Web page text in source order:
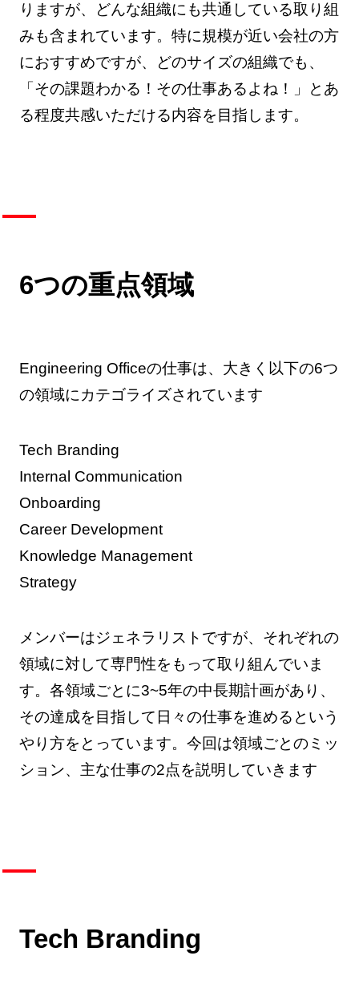
りますが、どんな組織にも共通している取り組
みも含まれています。特に規模が近い会社の方
におすすめですが、どのサイズの組織でも、
「その課題わかる！その仕事あるよね！」とあ
る程度共感いただける内容を目指します。
6つの重点領域
Engineering Officeの仕事は、大きく以下の6つ
の領域にカテゴライズされています
Tech Branding
Internal Communication
Onboarding
Career Development
Knowledge Management
Strategy
メンバーはジェネラリストですが、それぞれの
領域に対して専門性をもって取り組んでいま
す。各領域ごとに3~5年の中長期計画があり、
その達成を目指して日々の仕事を進めるという
やり方をとっています。今回は領域ごとのミッ
ション、主な仕事の2点を説明していきます
Tech Branding